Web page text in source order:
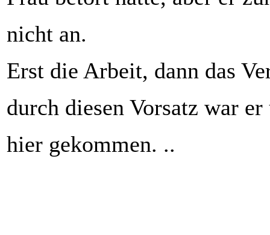
nicht an.
Erst die Arbeit, dann das
durch diesen Vorsatz war
hier gekommen. ..